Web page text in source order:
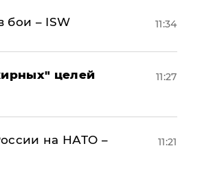
бои – ISW 11:34
целей
11:27
на НАТО –
11:21